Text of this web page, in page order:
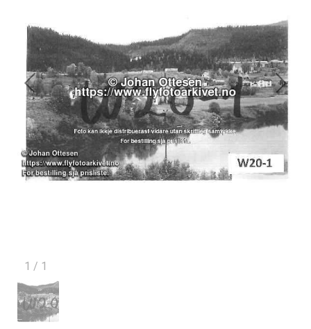
1 / 1